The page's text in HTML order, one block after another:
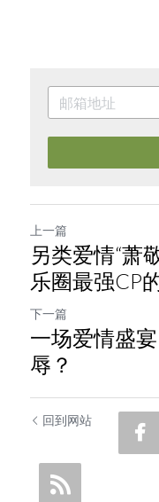
上一篇
另类爱情“萧
乐圈最强CP
下一篇
一场爱情盛
辱？
回到网站